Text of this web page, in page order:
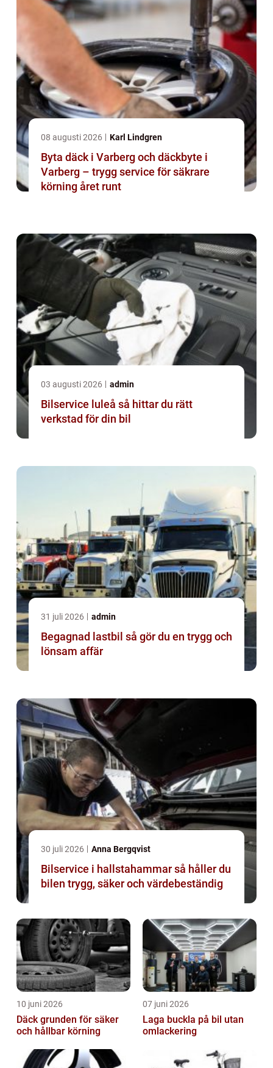
08 augusti 2026 Karl Lindgren
Byta däck i Varberg och däckbyte i
Varberg – trygg service för säkrare
körning året runt
03 augusti 2026 admin
Bilservice luleå så hittar du rätt
verkstad för din bil
31 juli 2026 admin
Begagnad lastbil så gör du en trygg och
lönsam affär
30 juli 2026 Anna Bergqvist
Bilservice i hallstahammar så håller du
bilen trygg, säker och värdebeständig
10 juni 2026
Däck grunden för säker
och hållbar körning
07 juni 2026
Laga buckla på bil utan
omlackering